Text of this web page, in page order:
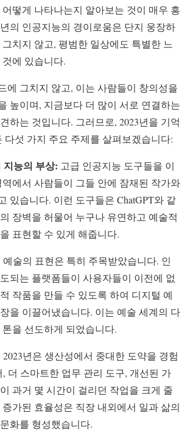
떻게 나타나는지 알아보는 것이 매우 흥
의 인공지능의 경이로움은 단지 웅장하
치지 않고, 평범한 일상에도 특별한 느
에 있습니다.
에 그치지 않고, 이는 사람들이 창의성을
높이며, 지금보다 더 많이 서로 연결하는
하는 것입니다. 그러므로, 2023년을 기억
다섯 가지 주요 주제를 살펴보겠습니다:
지능의 부상: 고급 인공지능 도구들을 이
에서 사람들이 그들 안에 잠재된 작가와
있습니다. 이런 도구들은 ChatGPT와 같
장벽을 허물어 누구나 유연하고 예술적
표현할 수 있게 해줍니다.
예술의 표현은 특히 주목받았습니다. 인
되는 플랫폼들이 사용자들이 이전에 없
작품을 만들 수 있도록 하여 디지털 예
을 이끌어냈습니다. 이는 예술 세계의 다
을 선도하게 되었습니다.
2023년은 생산성에서 중대한 도약을 경험
더 스마트한 업무 관리 도구, 개선된 가
과거 몇 시간이 걸리던 작업을 크게 줄
가된 효율성은 직장 내외에서 일과 삶의
화를 형성했습니다.